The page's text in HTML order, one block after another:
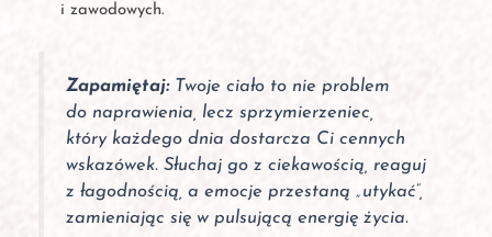
i zawodowych.
Zapamiętaj:Twoje ciało to nie problem
do naprawienia, lecz sprzymierzeniec,
który każdego dnia dostarcza Ci cennych
wskazówek. Słuchaj go z ciekawością, reaguj
z łagodnością, a emocje przestaną „utykać”,
zamieniając się w pulsującą energię życia.